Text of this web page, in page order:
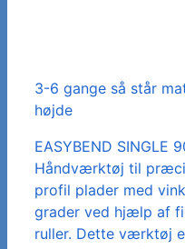
3-6 gange så står
højde
EASYBEND SINGLE
Håndværktøj til
profil plader med
grader ved hjælp af
ruller. Dette værktøj